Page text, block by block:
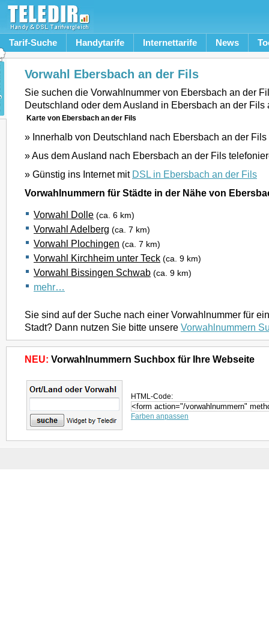
Tarif-Suche Handytarife Internettarife News
Vorwahl Ebersbach an der Fils
Sie suchen die Vorwahlnummer von Ebersbach an der
Deutschland oder dem Ausland in Ebersbach an der Fils
Karte von Ebersbach an der Fils
» Innerhalb von Deutschland nach Ebersbach an der
» Aus dem Ausland nach Ebersbach an der Fils
» Günstig ins Internet mit DSL in Ebersbach an der Fils
Vorwahlnummern für Städte in der Nähe von
Vorwahl Dolle (ca. 6 km)
Vorwahl Adelberg (ca. 7 km)
Vorwahl Plochingen (ca. 7 km)
Vorwahl Kirchheim unter Teck (ca. 9 km)
Vorwahl Bissingen Schwab (ca. 9 km)
mehr…
Sie sind auf der Suche nach einer Vorwahlnummer für
Stadt? Dann nutzen Sie bitte unsere Vorwahlnummern
NEU: Vorwahlnummern Suchbox für Ihre Webseite
HTML-Code:
Farben anpassen